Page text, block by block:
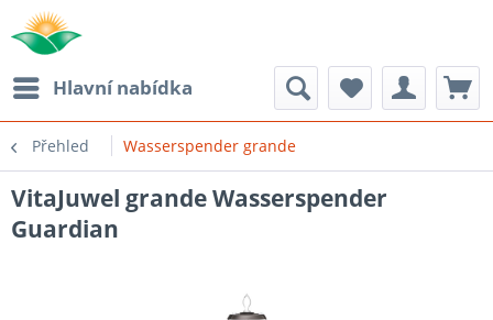
Hlavní nabídka
Přehled Wasserspender grande
VitaJuwel grande Wasserspender
Guardian